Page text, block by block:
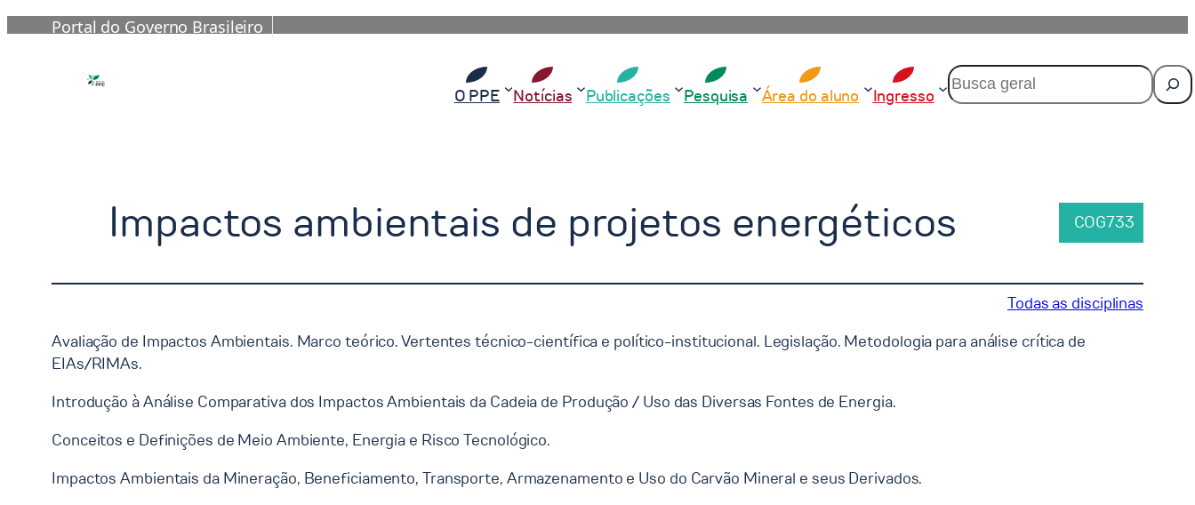
Portal do Governo Brasileiro
O PPE Notícias Publicações Pesquisa Área do aluno Ingresso
P
e
s
Impactos ambientais de projetos energéticos COG733
Todas as disciplinas
Avaliação de Impactos Ambientais. Marco teórico. Vertentes técnico-científica e político-institucional. Legislação. Metodologia para análise crítica de
EIAs/RIMAs.
Introdução à Análise Comparativa dos Impactos Ambientais da Cadeia de Produção / Uso das Diversas Fontes de Energia.
Conceitos e Definições de Meio Ambiente, Energia e Risco Tecnológico.
Impactos Ambientais da Mineração, Beneficiamento, Transporte, Armazenamento e Uso do Carvão Mineral e seus Derivados.